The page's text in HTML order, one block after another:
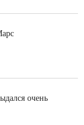
очень